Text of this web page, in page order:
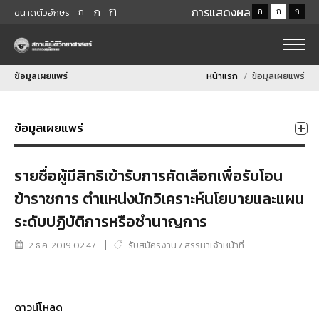
ขนาดตัวอักษร ก ก ก การแสดงผล ก ก ก
ข้อมูลเผยแพร่ หน้าแรก ข้อมูลเผยแพร่
ข้อมูลเผยแพร่
รายชื่อผู้มีสิทธิเข้ารับการคัดเลือกเพื่อรับโอน
ข้าราชการ ตำแหน่งนักวิเคราะห์นโยบายและแผน
ระดับปฏิบัติการหรือชำนาญการ
2 ธ.ค. 2019 02:47 รับสมัครงาน / สรรหาเจ้าหน้าที่
ดาวน์โหลด